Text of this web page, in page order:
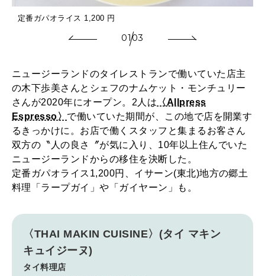
定番ガパオライス 1,200 円
0103
ニュージーランドのタイレストランで働いていた店主
の木下歩美さんとシェフのナムケット・モンチュリー
さんが2020年にオープン。2人は 〈Allpress
Espresso〉 で働いていた期間が、この地で店を開業す
るきっかけに。お店で働くスタッフと集まるお客さん
双方の〝人の良さ〞が気に入り、10年以上住んでいた
ニュージーランドからの移住を決断した。
定番ガパオライス1,200円、イサーン(東北)地方の郷土
料理「ラープガイ」や「ガイヤーン」も。
〈THAI MAKIN CUISINE〉(タイ マキン
キュイジーヌ)
タイ料理店